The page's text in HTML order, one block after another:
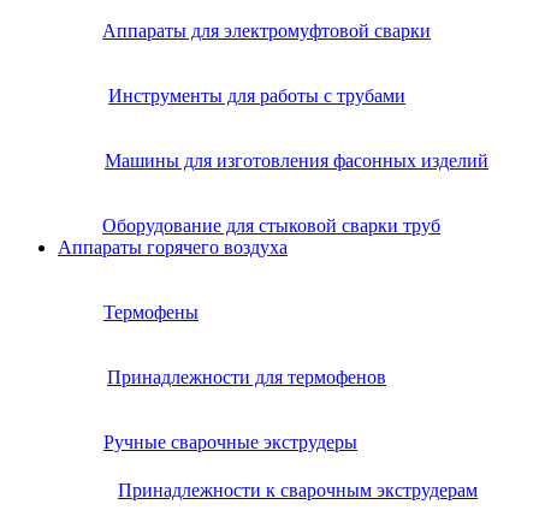
Аппараты для электромуфтовой сварки
Инструменты для работы с трубами
Машины для изготовления фасонных изделий
Оборудование для стыковой сварки труб
Аппараты горячего воздуха
Термофены
Принадлежности для термофенов
Ручные сварочные экструдеры
Принадлежности к сварочным экструдерам